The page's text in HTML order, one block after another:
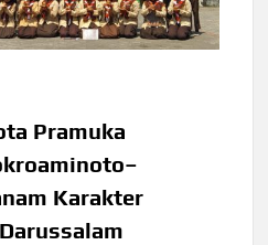
Pramuka
Karakter